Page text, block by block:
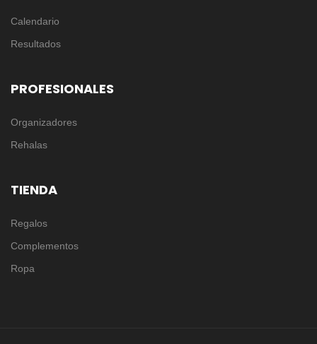
Calendario
Resultados
PROFESIONALES
Organizadores
Rehalas
TIENDA
Regalos
Complementos
Ropa